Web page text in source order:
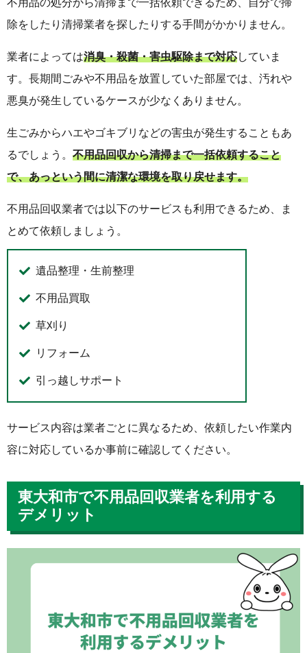
不用品の処分から清掃まで一括依頼できるため、自分で掃
除をしたり清掃業者を探したりする手間がかかりません。
業者によっては消臭・殺菌・害虫駆除まで対応していま
す。長期間ごみや不用品を放置していた部屋では、汚れや
悪臭が発生しているケースが少なくありません。
生ごみからハエやゴキブリなどの害虫が発生することもあ
るでしょう。 不用品回収から清掃まで一括依頼すること
で、あっという間に清潔な環境を取り戻せます。
不用品回収業者では以下のサービスも利用できるため、ま
とめて依頼しましょう。
遺品整理・生前整理
不用品買取
草刈り
リフォーム
引っ越しサポート
サービス内容は業者ごとに異なるため、依頼したい作業内
容に対応しているか事前に確認してください。
東大和市で不用品回収業者を利用する
デメリット